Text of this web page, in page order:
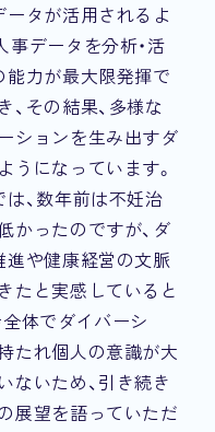
ータが活用されるよ
事データを分析・活
能力が最大限発揮で
その結果、多様な
ションを生み出すダ
うになっています。
、数年前は不妊治
かったのですが、ダ
進や健康経営の文脈
たと実感していると
体でダイバーシ
たれ個人の意識が大
ないため、引き続き
展望を語っていただ